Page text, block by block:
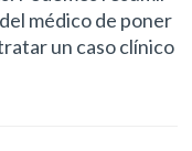
médico de poner
un caso clínico